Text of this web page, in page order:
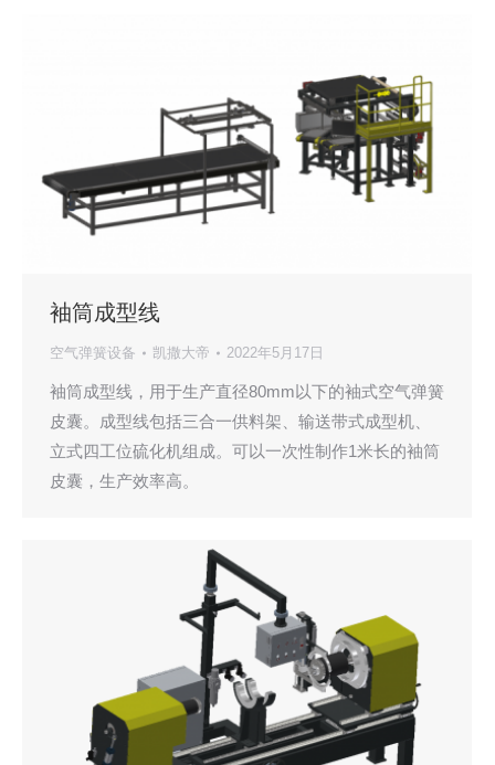
袖筒成型线
空气弹簧设备 凯撒大帝 2022年5月17日
袖筒成型线，用于生产直径80mm以下的袖式空气弹簧
皮囊。成型线包括三合一供料架、输送带式成型机、
立式四工位硫化机组成。可以一次性制作1米长的袖筒
皮囊，生产效率高。